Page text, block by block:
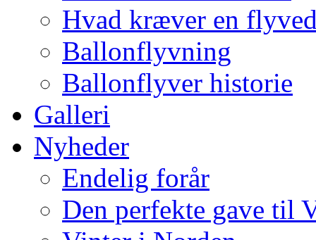
Hvad kræver en
Ballonflyvning
Ballonflyver historie
Galleri
Nyheder
Endelig forår
Den perfekte gave til